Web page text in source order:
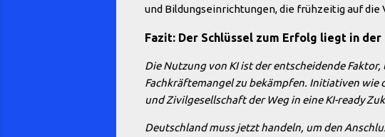
und Bildungseinrichtungen, die frühzeitig auf
Fazit: Der Schlüssel zum Erfolg liegt in der
Die Nutzung von KI ist der entscheidende
Fachkräftemangel zu bekämpfen. Initiativen wie
und Zivilgesellschaft der Weg in eine KI-ready
Deutschland muss jetzt handeln, um den